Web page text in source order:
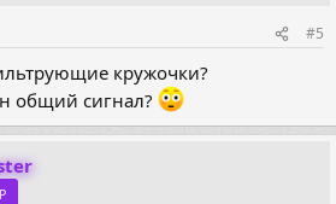
#5
кружочки?
общий сигнал?